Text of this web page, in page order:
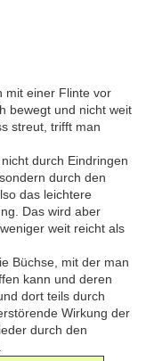
mit einer Flinte vor
bewegt und nicht weit
streut, trifft man
durch Eindringen
durch den
das leichtere
Das wird aber
weit reicht als
Büchse, mit der man
kann und deren
dort teils durch
Wirkung der
durch den